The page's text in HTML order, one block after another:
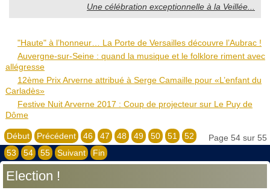
Une célébration exceptionnelle à la Veillée...
"Haute" à l’honneur… La Porte de Versailles découvre l’Aubrac !
Auvergne-sur-Seine : quand la musique et le folklore riment avec
allégresse
12ème Prix Arverne attribué à Serge Camaille pour «L’enfant du
Carladès»
Festive Nuit Arverne 2017 : Coup de projecteur sur Le Puy de
Dôme
Page 54 sur 55
Début Précédent 46 47 48 49 50 51
52
53
54 55 Suivant Fin
Election !